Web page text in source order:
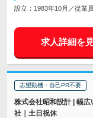
設立：1983年10月／従業
求人詳細を
志望動機・自己PR不要
株式会社昭和設計 | 幅
社｜土日祝休